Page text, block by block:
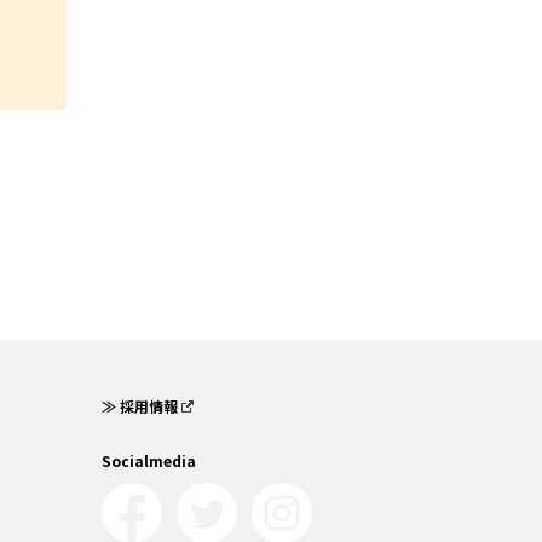
≫ 採用情報
Socialmedia